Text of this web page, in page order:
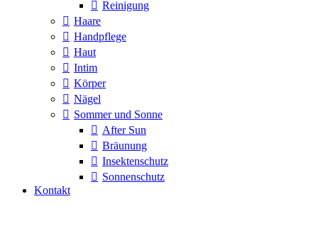
Reinigung
Haare
Handpflege
Haut
Intim
Körper
Nägel
Sommer und Sonne
After Sun
Bräunung
Insektenschutz
Sonnenschutz
Kontakt